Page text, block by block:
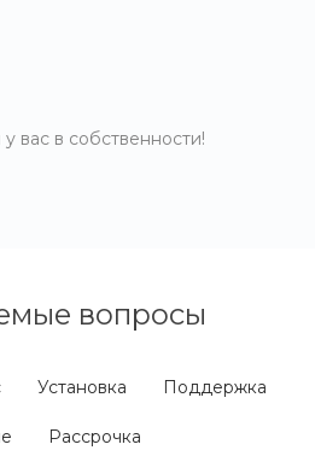
вас в собственности!
вопросы
Установка Поддержка
Рассрочка